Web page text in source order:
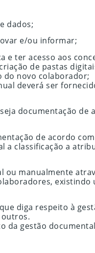
dados;
e/ou informar;
ter acesso aos
de pastas
do novo colaborador;
deverá ser
documentação de
de acordo
a classificação a
ou manualmente
existindo
diga respeito à
outros.
da gestão